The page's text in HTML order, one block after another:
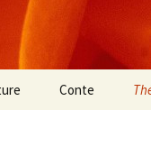
Conte